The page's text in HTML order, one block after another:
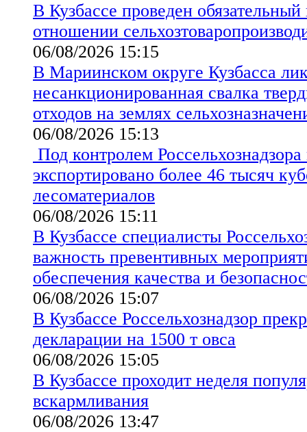
В Кузбассе проведен
отношении
06/08/2026 15:15
В Мариинском округе Кузбасса
несанкционированная свалка
отходов на землях
06/08/2026 15:13
Под контролем Россельхознадзора
экспортировано более 46 тысяч
лесоматериалов
06/08/2026 15:11
В Кузбассе специалисты
важность превентивных
обеспечения качества и
06/08/2026 15:07
В Кузбассе Россельхознадзор
декларации на 1500 т овса
06/08/2026 15:05
В Кузбассе проходит неделя
вскармливания
06/08/2026 13:47